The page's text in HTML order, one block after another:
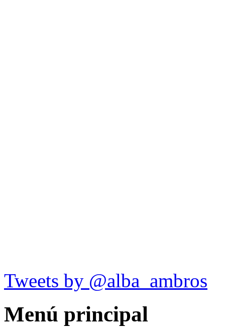
Tweets by @alba_ambros
Menú principal